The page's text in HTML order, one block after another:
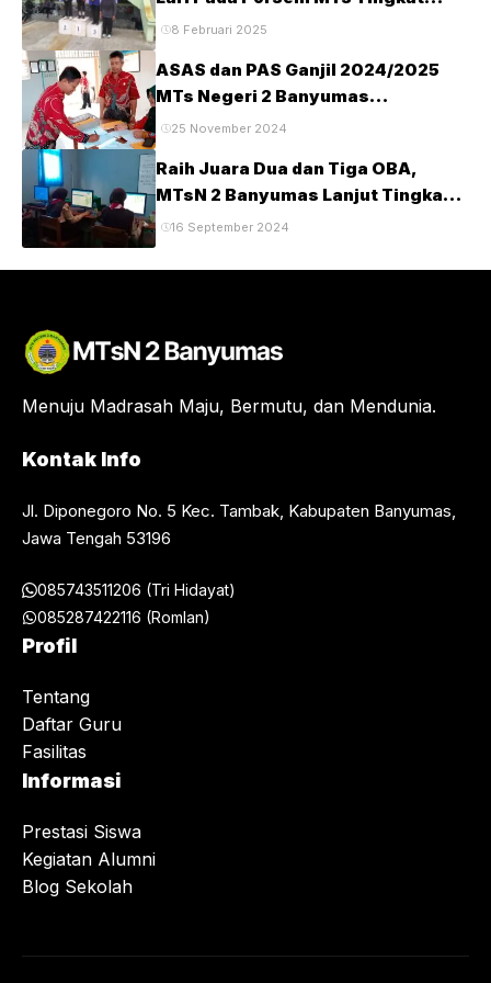
Kabupaten Banyumas Tahun 2025
8 Februari 2025
ASAS dan PAS Ganjil 2024/2025
MTs Negeri 2 Banyumas
Berlangsung Tertib dan Lancar
25 November 2024
Raih Juara Dua dan Tiga OBA,
MTsN 2 Banyumas Lanjut Tingkat
Provinsi
16 September 2024
Menuju Madrasah Maju, Bermutu, dan Mendunia.
Kontak Info
Jl. Diponegoro No. 5 Kec. Tambak, Kabupaten Banyumas,
Jawa Tengah 53196
085743511206 (Tri Hidayat)
085287422116 (Romlan)
Profil
Tentang
Daftar Guru
Fasilitas
Informasi
Prestasi Siswa
Kegiatan Alumni
Blog Sekolah